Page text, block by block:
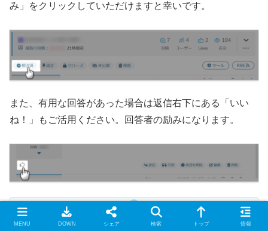
み」をクリックしていただけますと幸いです。
また、有用な回答があった場合は返信右下にある「いい
ね！」もご活用ください。回答者の励みになります。
「いいね！」機能はフォーラム登録者のみが利用でき
MENU DOWN シェア 検索 トップ 情報